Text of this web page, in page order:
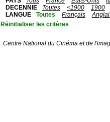
DECENNIE
Toutes <1900
1900
LANGUE
Toutes Français
Réinitialiser les critères
Centre National du Cinéma et de